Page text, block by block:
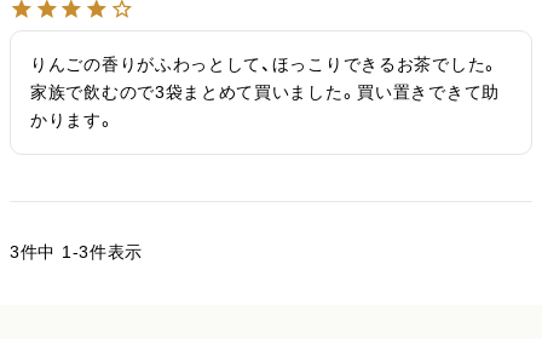
りんごの香りがふわっとして、ほっこりできるお茶でした。
家族で飲むので3袋まとめて買いました。買い置きできて助
かります。
3件中 1-3件表示